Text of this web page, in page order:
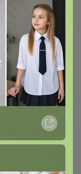
роста 571
293